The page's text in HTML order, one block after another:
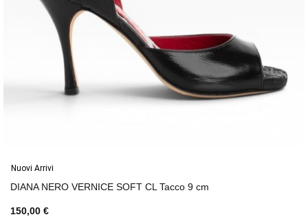
Nuovi Arrivi
DIANA NERO VERNICE SOFT CL Tacco 9 cm
150,00 €